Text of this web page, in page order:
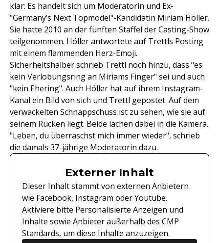
klar: Es handelt sich um Moderatorin und Ex-
"Germany’s Next Topmodel"-Kandidatin Miriam Höller.
Sie hatte 2010 an der fünften Staffel der Casting-Show
teilgenommen. Höller antwortete auf Trettls Posting
mit einem flammenden Herz-Emoji.
Sicherheitshalber schrieb Trettl noch hinzu, dass "es
kein Verlobungsring an Miriams Finger" sei und auch
"kein Ehering". Auch Höller hat auf ihrem Instagram-
Kanal ein Bild von sich und Trettl gepostet. Auf dem
verwackelten Schnappschuss ist zu sehen, wie sie auf
seinem Rücken liegt. Beide lachen dabei in die Kamera.
"Leben, du überraschst mich immer wieder", schrieb
die damals 37-jährige Moderatorin dazu.
Externer Inhalt
Dieser Inhalt stammt von externen Anbietern
wie Facebook, Instagram oder Youtube.
Aktiviere bitte Personalisierte Anzeigen und
Inhalte sowie Anbieter außerhalb des CMP
Standards, um diese Inhalte anzuzeigen.